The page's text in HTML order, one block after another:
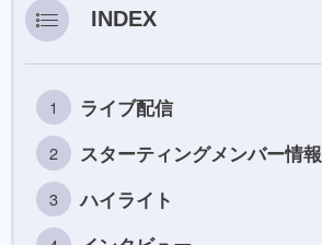
INDEX
ライブ配信
スターティングメンバー情報
ハイライト